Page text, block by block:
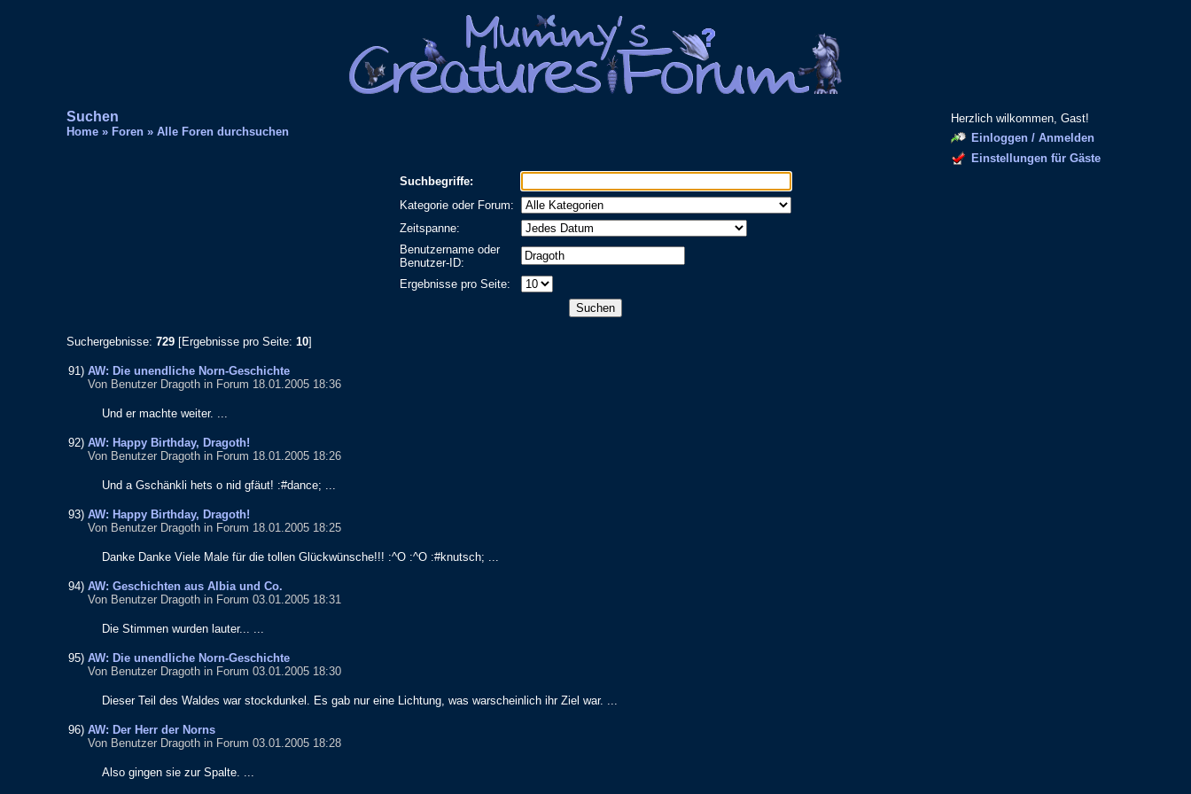
Suchen
Home» Foren» Alle Foren durchsuchen
Herzlich wilkommen, Gast!
Einloggen / Anmelden
Einstellungen für Gäste
Suchbegriffe:
Kategorie oder Forum:
Zeitspanne:
Benutzername oder
Benutzer-ID:
Ergebnisse pro Seite:
Suchergebnisse: 729[Ergebnisse pro Seite: 10]
91) AW: Die unendliche Norn-Geschichte
Von Benutzer Dragoth in Forum 18.01.2005 18:36
Und er machte weiter. ...
92) AW: Happy Birthday, Dragoth!
Von Benutzer Dragoth in Forum 18.01.2005 18:26
Und a Gschänkli hets o nid gfäut! :#dance; ...
93) AW: Happy Birthday, Dragoth!
Von Benutzer Dragoth in Forum 18.01.2005 18:25
Danke Danke Viele Male für die tollen Glückwünsche!!! :^O:^O:#knutsch; ...
94) AW: Geschichten aus Albia und Co.
Von Benutzer Dragoth in Forum 03.01.2005 18:31
Die Stimmen wurden lauter... ...
95) AW: Die unendliche Norn-Geschichte
Von Benutzer Dragoth in Forum 03.01.2005 18:30
Dieser Teil des Waldes war stockdunkel . Es gab nur eine Lichtung, was warscheinlich ihr Ziel war. ...
96) AW: Der Herr der Norns
Von Benutzer Dragoth in Forum 03.01.2005 18:28
Also gingen sie zur Spalte. ...